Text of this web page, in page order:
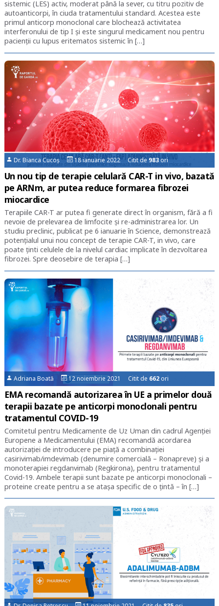
sistemic (LES) activ, moderat până la sever, cu titru pozitiv de
autoanticorpi, în ciuda tratamentului standard. Acestea este
primul anticorp monoclonal care blochează activitatea
interferonului de tip I și este singurul medicament nou pentru
pacienții cu lupus eritematos sistemic în […]
Dr. Bianca Cucoș 18 ianuarie 2022 Citit de983ori
Un nou tip de terapie celulară CAR-T in vivo, bazată
pe ARNm, ar putea reduce formarea fibrozei
miocardice
Terapiile CAR-T ar putea fi generate direct în organism, fără a fi
nevoie de prelevarea de limfocite și re-administrarea lor. Un
studiu preclinic, publicat pe 6 ianuarie în Science, demonstrează
potențialul unui nou concept de terapie CAR-T, in vivo, care
poate ținti celulele de la nivelul cardiac implicate în dezvoltarea
fibrozei. Spre deosebire de terapia […]
Adriana Boată 12 noiembrie 2021 Citit de 662 ori
EMA recomandă autorizarea în UE a primelor două
terapii bazate pe anticorpi monoclonali pentru
tratamentul COVID-19
Comitetul pentru Medicamente de Uz Uman din cadrul Agenției
Europene a Medicamentului (EMA) recomandă acordarea
autorizației de introducere pe piață a combinației
casirivimab/imdevimab (denumire comercială – Ronapreve) și a
monoterapiei regdanvimab (Regkirona), pentru tratamentul
Covid-19. Ambele terapii sunt bazate pe anticorpi monoclonali –
proteine create pentru a se atașa specific de o țintă – în […]